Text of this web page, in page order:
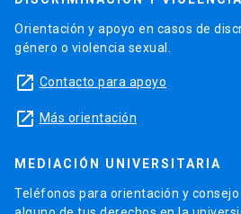
Orientación y apoyo en casos de
género o violencia sexual.
launch Contacto para apoyo
launch Más orientación
MEDIACIÓN UNIVERSITARIA
Teléfonos para orientación y